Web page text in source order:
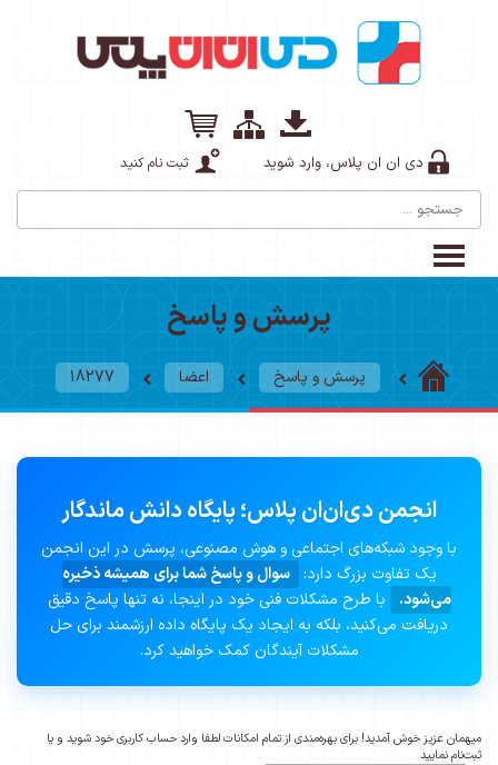
دی ان ان پلاس، وارد شوید ثبت نام کنید
پرسش و پاسخ
پرسش و پاسخ اعضا 18277
انجمن دی‌ان‌ان پلاس؛ پایگاه دانش ماندگار
با وجود شبکه‌های اجتماعی و هوش مصنوعی، پرسش در این انجمن
یک تفاوت بزرگ دارد: سوال و پاسخ شما برای همیشه ذخیره
می‌شود.
با طرح مشکلات فنی خود در اینجا، نه تنها پاسخ دقیق
دریافت می‌کنید، بلکه به ایجاد یک پایگاه داده ارزشمند برای حل
مشکلات آیندگان کمک خواهید کرد.
میهمان عزیز خوش آمدید! برای بهره‌مندی از تمام امکانات لطفا وارد حساب کاربری خود شوید و یا
ثبت‌نام نمایید